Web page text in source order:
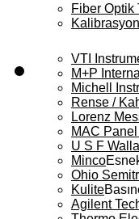
Fiber Optik
VTI
M+P
Michell
Rense /
Lorenz
MAC
U S F
Minco
Ohio
Kulite
Agilent